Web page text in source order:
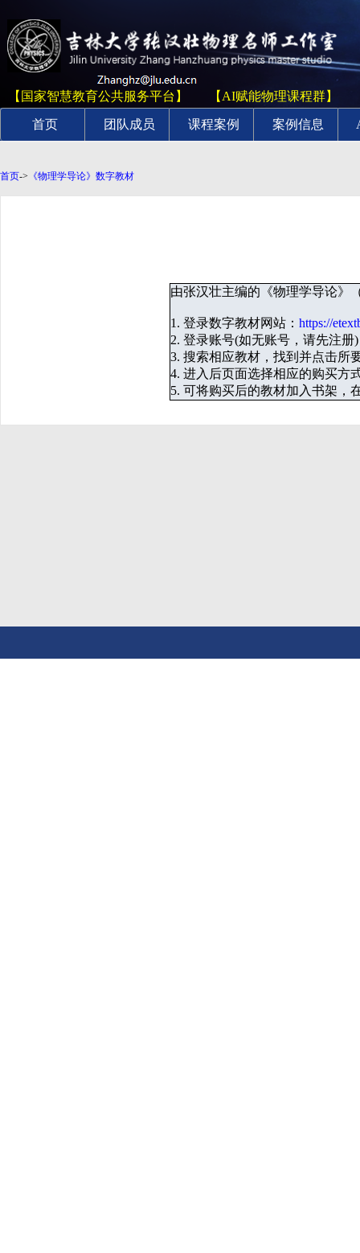
【国家智慧教育公共服务平台】 【AI赋能物理课程群】
首页 团队成员 课程案例 案例信息
首页-> 《物理学导论》数字教材
由张汉壮主编的《物理学导论》
1. 登录数字教材网站： https://
2. 登录账号(如无账号，请先注册
3. 搜索相应教材，找到并点击所
4. 进入后页面选择相应的购买方
5. 可将购买后的教材加入书架，